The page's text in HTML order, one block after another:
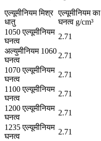
एल्यूमीनियम मिश्र
धातु
एल्यूमीनियम का
घनत्व g/cm³
1050 एल्यूमीनियम
घनत्व
2.71
अल्युमीनियम 1060
घनत्व
2.71
1070 एल्यूमीनियम
घनत्व
2.71
1100 एल्यूमीनियम
घनत्व
2.71
1200 एल्यूमीनियम
घनत्व
2.71
1235 एल्यूमीनियम
घनत्व
2.71